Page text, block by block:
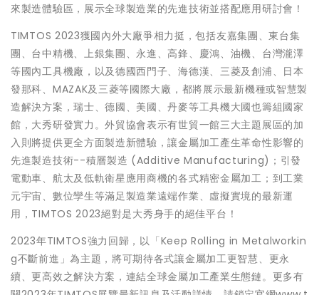
來製造體驗區，展示全球製造業的先進技術並搭配應用研討會！
TIMTOS 2023獲國內外大廠爭相力挺，包括友嘉集團、東台集
團、台中精機、上銀集團、永進、高鋒、慶鴻、油機、台灣瀧澤
等國內工具機廠，以及德國西門子、海德漢、三菱及創浦、日本
發那科、MAZAK及三菱等國際大廠，都將展示最新機種或智慧製
造解決方案，瑞士、德國、美國、丹麥等工具機大國也籌組國家
館，大秀研發實力。外貿協會表示有世貿一館三大主題展區的加
入則將提供更全方面製造新體驗，讓金屬加工產生革命性影響的
先進製造技術--積層製造 (Additive Manufacturing)；引發
電動車、航太及低軌衛星應用商機的各式精密金屬加工；到工業
元宇宙、數位孿生等滿足製造業遠端作業、虛擬實境的最新運
用，TIMTOS 2023絕對是大秀身手的絕佳平台！
2023年TIMTOS強力回歸，以「Keep Rolling in Metalworkin
g不斷前進」為主題，將可期待各式讓金屬加工更智慧、更永
續、更高效之解決方案，連結全球金屬加工產業生態鏈。更多有